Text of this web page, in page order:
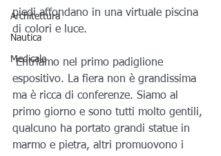
Architettura
Nautica
Medicale
piedi affondano in una virtuale piscina
di colori e luce.
Entriamo nel primo padiglione
espositivo. La fiera non è grandissima
ma è ricca di conferenze. Siamo al
primo giorno e sono tutti molto gentili,
qualcuno ha portato grandi statue in
marmo e pietra, altri promuovono i